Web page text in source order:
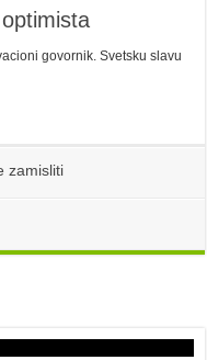
govornik. Svetsku slavu
zamisliti